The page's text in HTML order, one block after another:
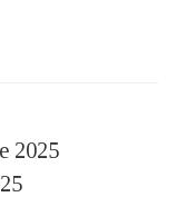
2025